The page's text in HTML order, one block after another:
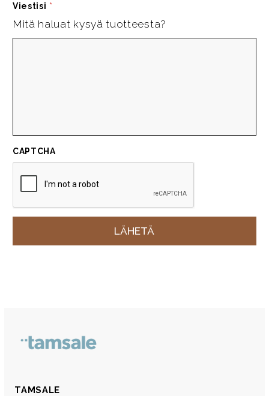
Viestisi *
Mitä haluat kysyä tuotteesta?
CAPTCHA
TAMSALE